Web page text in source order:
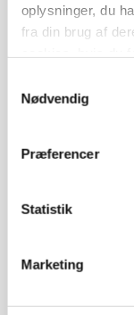
oplysninger, du
fra din brug af
Nødvendig
Præferencer
Statistik
Marketing
KULTUR
Studietur til